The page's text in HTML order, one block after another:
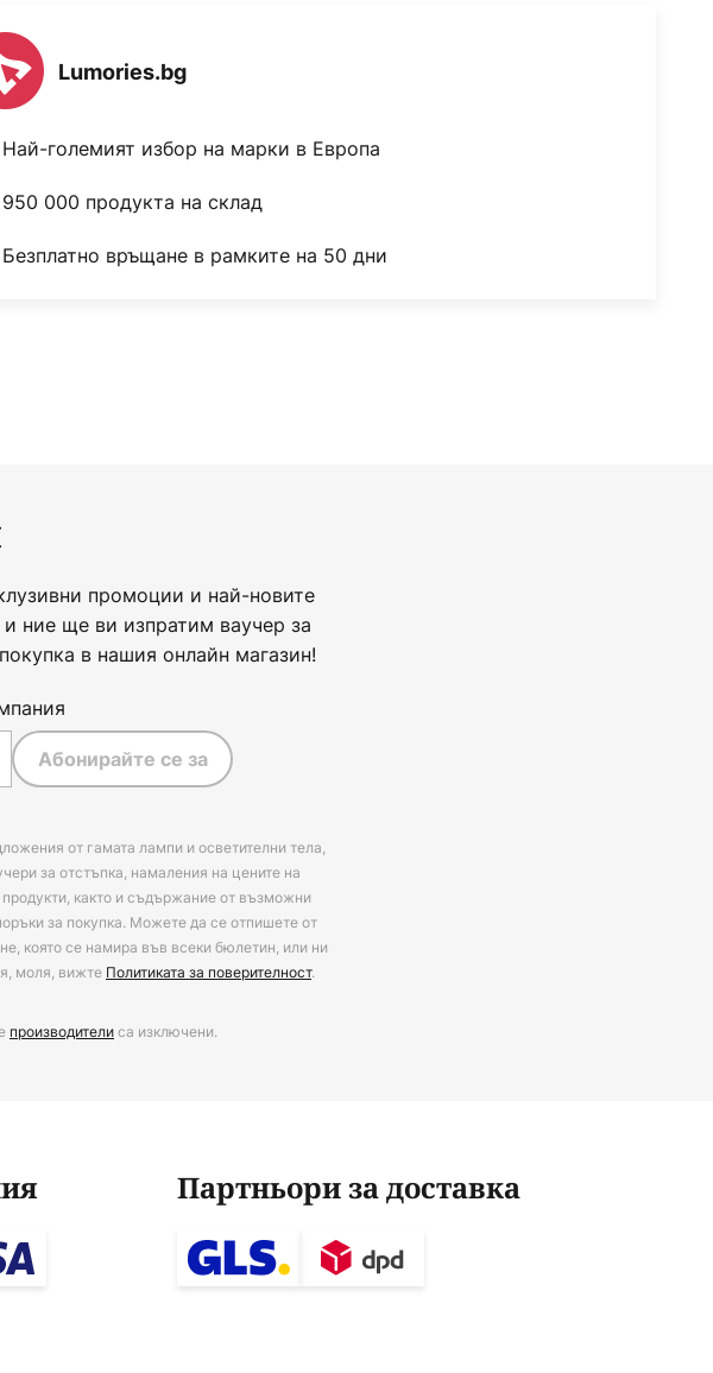
Lumories.bg
Най-големият избор на марки в Европа
950 000 продукта на склад
Безплатно връщане в рамките на 50 дни
промоции и най-новите
ние ще ви изпратим ваучер за
в нашия онлайн магазин!
Абонирайте се за
от гамата лампи и осветителни тела,
за отстъпка, намаления на цените на
както и съдържание от възможни
за покупка. Можете да се отпишете от
която се намира във всеки бюлетин, или ни
моля, вижте Политиката за поверителност.
производителиса изключени.
Партньори за доставка